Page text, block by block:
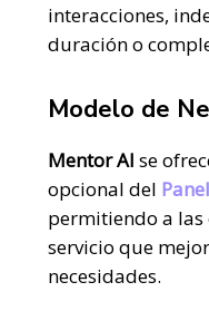
interacciones,
duración o
Modelo de
Mentor AI se
opcional del
permitiendo a las
servicio que
necesidades.